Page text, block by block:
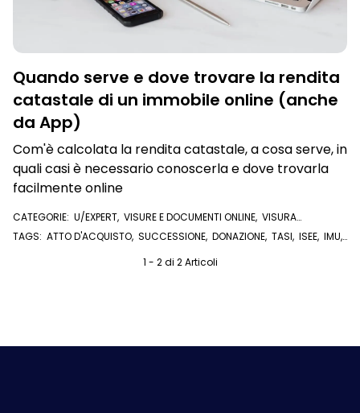
Quando serve e dove trovare la rendita
catastale di un immobile online (anche
da App)
Com'è calcolata la rendita catastale, a cosa serve, in
quali casi è necessario conoscerla e dove trovarla
facilmente online
CATEGORIE: U/EXPERT, VISURE E DOCUMENTI ONLINE, VISURA
CATASTALE
TAGS: ATTO D'ACQUISTO, SUCCESSIONE, DONAZIONE, TASI, ISEE, IMU,
U/EXPERT
1 - 2 di 2 Articoli